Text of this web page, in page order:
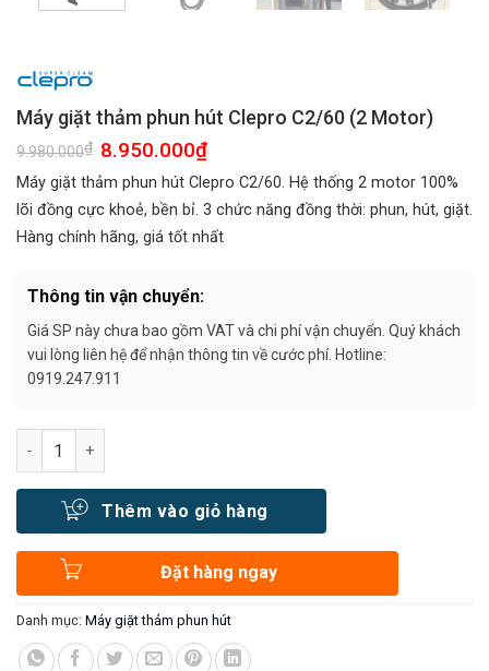
Máy giặt thảm phun hút Clepro C2/60 (2 Motor)
9.980.000₫ Giá
gốc
là:
9.980.000₫.
8.950.000₫Giá
tại
là:
8.950.000₫.
Máy giặt thảm phun hút Clepro C2/60. Hệ thống 2 motor 100%
lõi đồng cực khoẻ, bền bỉ. 3 chức năng đồng thời: phun, hút, giặt.
Hàng chính hãng, giá tốt nhất
Thông tin vận chuyển:
Giá SP này chưa bao gồm VAT và chi phí vận chuyển. Quý khách
vui lòng liên hệ để nhận thông tin về cước phí. Hotline:
0919.247.911
Số lượng
Thêm vào giỏ hàng
Đặt hàng ngay
Danh mục: Máy giặt thảm phun hút